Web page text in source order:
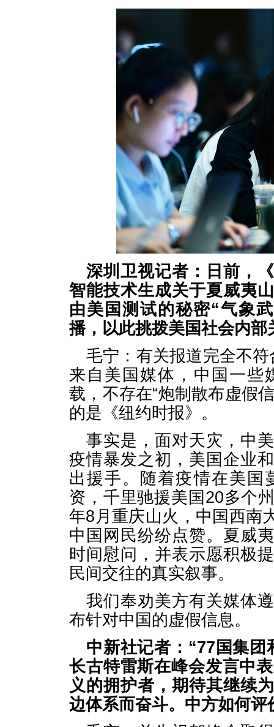
深圳卫视记者：日前，
智能技术生成关于夏威夷
由美国测试的秘密“气象
播，以此挑拨美国社会内
毛宁：有关报道完全不符
来自美国媒体，中国一些
载，不存在“炮制散布虚假
的是《纽约时报》。
事实是，面对天灾，中
疫情暴发之初，美国企业
出援手。随着疫情在美国
资，千里驰援美国20多个
年8月重庆山火，中国西南
中国网民纷纷点赞。夏威
时间慰问，并表示愿积极
民间交往的真实叙事。
我们奉劝美方有关媒体
布针对中国的虚假信息。
中新社记者：“77国集
长古特雷斯在峰会发言中
义的拥护者，期待其继续
边体系而奋斗。中方如何